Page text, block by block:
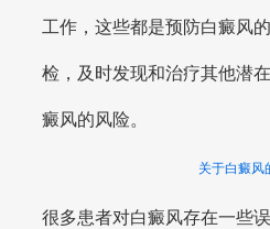
工作，这些都是预防白癜风
检，及时发现和治疗其他潜
癜风的风险。
关于白癜风
很多患者对白癜风存在一些